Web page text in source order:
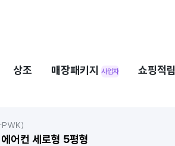
상조 매장패키지 사업자 쇼핑적립
어컨 세로형 5평형